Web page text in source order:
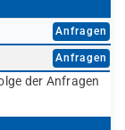
Anfragen
Anfragen
der Anfragen